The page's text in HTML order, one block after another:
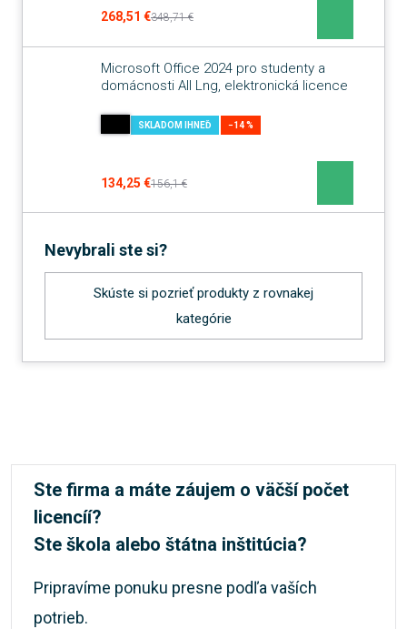
268,51 €348,71 €
Microsoft Office 2024 pro studenty a
domácnosti All Lng, elektronická licence
SKLADOM IHNEĎ −14 %
134,25 €156,1 €
Nevybrali ste si?
Skúste si pozrieť produkty z rovnakej
kategórie
Ste firma a máte záujem o väčší počet
licencíí?
Ste škola alebo štátna inštitúcia?
Pripravíme ponuku presne podľa vaších
potrieb.